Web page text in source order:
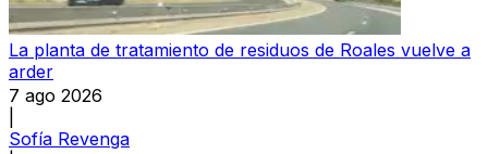
La planta de tratamiento de residuos de Roales vuelve a
arder
7 ago 2026
Sofía Revenga